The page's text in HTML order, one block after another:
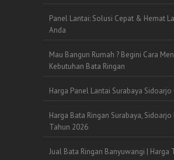
Panel Lantai: Solusi Cepat & Hemat
Anda
Mau Bangun Rumah ? Begini Cara
Kebutuhan Bata Ringan
Harga Panel Lantai Surabaya Sidoarjo
Harga Bata Ringan Surabaya,
Tahun 2026
Jual Bata Ringan Banyuwangi | Harga